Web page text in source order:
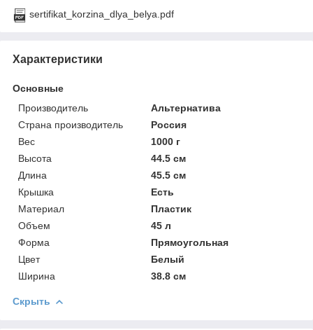
sertifikat_korzina_dlya_belya.pdf
Характеристики
Основные
Производитель
Альтернатива
Страна производитель
Россия
Вес
1000 г
Высота
44.5 см
Длина
45.5 см
Крышка
Есть
Материал
Пластик
Объем
45 л
Форма
Прямоугольная
Цвет
Белый
Ширина
38.8 см
Скрыть